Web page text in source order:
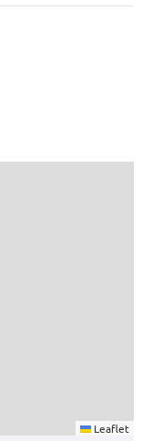
Leaflet